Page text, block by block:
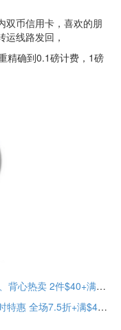
双币信用卡，喜欢的朋
运线路发回，
精确到0.1磅计费，1磅
2件$40+满$100享额外8折
全场7.5折+满$40赠镜子